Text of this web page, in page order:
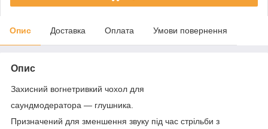
Опис Доставка Оплата Умови повернення
Опис
Захисний вогнетривкий чохол для
саундмодератора — глушника.
Призначений для зменшення звуку під час стрільби з